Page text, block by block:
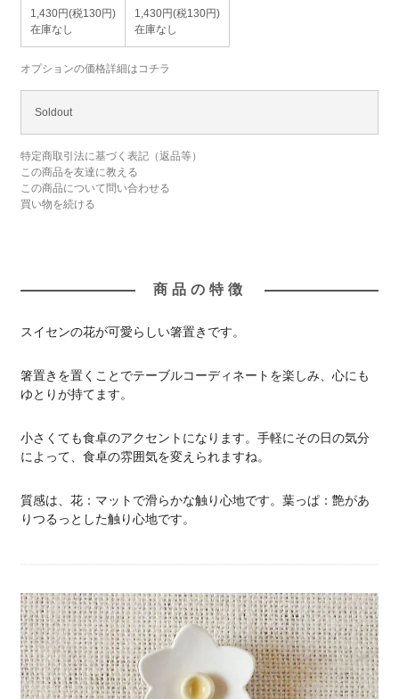
1,430円(税130円)
在庫なし
1,430円(税130円)
在庫なし
オプションの価格詳細はコチラ
Soldout
特定商取引法に基づく表記（返品等）
この商品を友達に教える
この商品について問い合わせる
買い物を続ける
商品の特徴
スイセンの花が可愛らしい箸置きです。
箸置きを置くことでテーブルコーディネートを楽しみ、心にも
ゆとりが持てます。
小さくても食卓のアクセントになります。手軽にその日の気分
によって、食卓の雰囲気を変えられますね。
質感は、花：マットで滑らかな触り心地です。葉っぱ：艶があ
りつるっとした触り心地です。